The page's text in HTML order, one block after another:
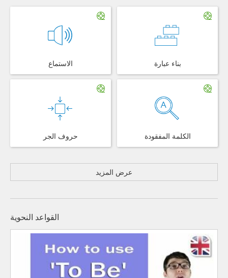
الاستماع بناء عبارة
حروف الجر الكلمة المفقودة
عرض المزيد
القواعد النحوية